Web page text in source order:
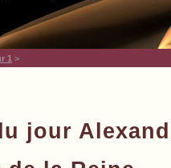
1 >
jour